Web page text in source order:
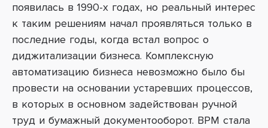
появилась в 1990-х годах, но реальный интерес
к таким решениям начал проявляться только в
последние годы, когда встал вопрос о
диджитализации бизнеса. Комплексную
автоматизацию бизнеса невозможно было бы
провести на основании устаревших процессов,
в которых в основном задействован ручной
труд и бумажный документооборот. BPM стала